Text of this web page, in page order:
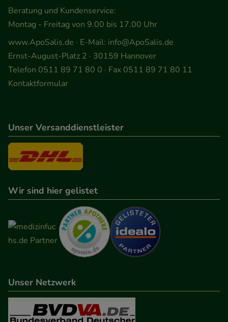
Statistik & Tracking: Hierüber lassen sich
unserer Website sammeln, mit deren Hilfe wir
unsere Website weiter für Sie optimieren können,
den Inhalt auf unserer Website aber auch die
Werbung auf Drittseiten möglichst relevant für Sie
Medien übertragen werden.
Beratung und Kundenservice:
Montag - Freitag von 9.00 bis 17.00 Uhr
www.ApoSalis.de · E-Mail: info@ApoSalis.de
Ernst-August-Platz 2 · 30159 Hannover
Telefon 0511 89 71 80 0 · Fax 0511 89 71 80 11
Kontaktformular
Unser Versanddienstleister
Wir sind hier gelistet
Unser Netzwerk